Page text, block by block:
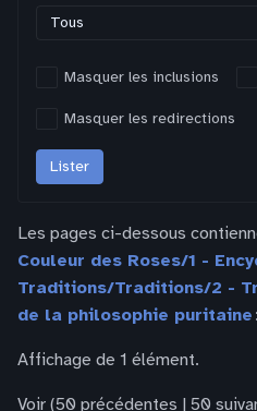
Tous
Masquer les inclusions
Masquer les redirections
Lister
Les pages ci-dessous
Couleur des Roses/1 -
Traditions/Traditions/2 -
de la philosophie puritaine :
Affichage de 1 élément.
Voir (50 précédentes | 50